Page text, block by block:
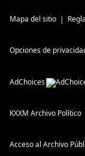
Mapa del sitio
Opciones de
AdChoices
KXXM Archivo Político
Acceso al Archivo